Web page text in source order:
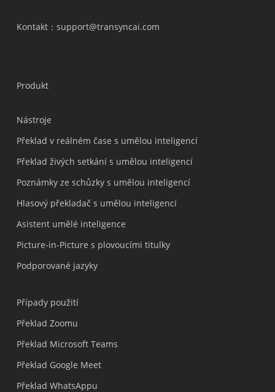
Kontakt：support@transyncai.com
Produkt
Nástroje
Překlad v reálném čase s umělou inteligencí
Překlad živých setkání s umělou inteligencí
Poznámky ze schůzky s umělou inteligencí
Hlasový překladač s umělou inteligencí
Asistent umělé inteligence
Picture-in-Picture s plovoucími titulky
Podporované jazyky
Případy použití
Překlad Zoomu
Překlad Microsoft Teams
Překlad Google Meet
Překlad WhatsAppu